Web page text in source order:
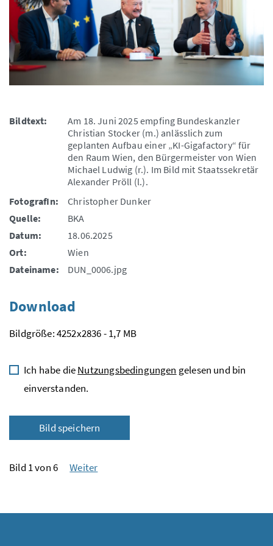
Bildtext:
Am 18. Juni 2025 empfing Bundeskanzler
Christian Stocker (m.) anlässlich zum
geplanten Aufbau einer „KI-Gigafactory“ für
den Raum Wien, den Bürgermeister von Wien
Michael Ludwig (r.). Im Bild mit Staatssekretär
Alexander Pröll (l.).
FotografIn:
Christopher Dunker
Quelle:
BKA
Datum:
18.06.2025
Ort:
Wien
Dateiname:
DUN_0006.jpg
Download
Bildgröße: 4252x2836 - 1,7 MB
Ich habe dieNutzungsbedingungen gelesen und bin
einverstanden.
Bild speichern
Bild 1 von 6 Weiter